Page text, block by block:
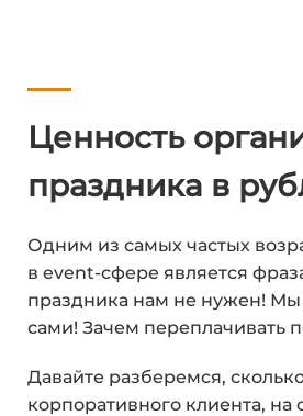
Ценность
праздника в
Одним из самых частых
в event-сфере является
праздника нам не нужен! Мы
сами! Зачем переплачивать
Давайте разберемся,
корпоративного клиента, на